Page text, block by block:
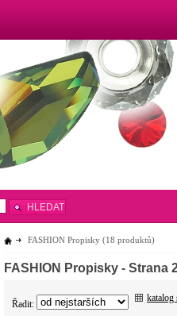
FASHION Propisky (18 produktů)
FASHION Propisky - Strana
Řadit:
katalog
HLEDAT